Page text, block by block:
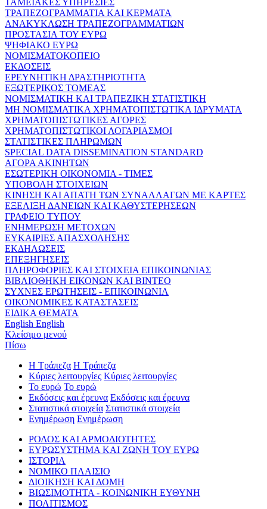
ΤΡΑΠΕΖΟΓΡΑΜΜΑΤΙΑ ΚΑΙ ΚΕΡΜΑΤΑ
ΑΝΑΚΥΚΛΩΣΗ ΤΡΑΠΕΖΟΓΡΑΜΜΑΤΙΩΝ
ΠΡΟΣΤΑΣΙΑ ΤΟΥ ΕΥΡΩ
ΨΗΦΙΑΚΟ ΕΥΡΩ
ΝΟΜΙΣΜΑΤΟΚΟΠΕΙΟ
ΕΚΔΟΣΕΙΣ
ΕΡΕΥΝΗΤΙΚΗ ΔΡΑΣΤΗΡΙΟΤΗΤΑ
ΕΞΩΤΕΡΙΚΟΣ ΤΟΜΕΑΣ
ΝΟΜΙΣΜΑΤΙΚΗ ΚΑΙ ΤΡΑΠΕΖΙΚΗ ΣΤΑΤΙΣΤΙΚΗ
ΜΗ ΝΟΜΙΣΜΑΤΙΚΑ ΧΡΗΜΑΤΟΠΙΣΤΩΤΙΚΑ ΙΔΡΥΜΑΤΑ
ΧΡΗΜΑΤΟΠΙΣΤΩΤΙΚΕΣ ΑΓΟΡΕΣ
ΧΡΗΜΑΤΟΠΙΣΤΩΤΙΚΟΙ ΛΟΓΑΡΙΑΣΜΟΙ
ΣΤΑΤΙΣΤΙΚΕΣ ΠΛΗΡΩΜΩΝ
SPECIAL DATA DISSEMINATION STANDARD
ΑΓΟΡΑ ΑΚΙΝΗΤΩΝ
ΕΣΩΤΕΡΙΚΗ ΟΙΚΟΝΟΜΙΑ - ΤΙΜΕΣ
ΥΠΟΒΟΛΗ ΣΤΟΙΧΕΙΩΝ
ΚΙΝΗΣΗ ΚΑΙ ΑΠΑΤΗ ΤΩΝ ΣΥΝΑΛΛΑΓΩΝ ΜΕ ΚΑΡΤΕΣ
ΕΞΕΛΙΞΗ ΔΑΝΕΙΩΝ ΚΑΙ ΚΑΘΥΣΤΕΡΗΣΕΩΝ
ΓΡΑΦΕΙΟ ΤΥΠΟΥ
ΕΝΗΜΕΡΩΣΗ ΜΕΤΟΧΩΝ
ΕΥΚΑΙΡΙΕΣ ΑΠΑΣΧΟΛΗΣΗΣ
ΕΚΔΗΛΩΣΕΙΣ
ΕΠΕΞΗΓΗΣΕΙΣ
ΠΛΗΡΟΦΟΡΙΕΣ ΚΑΙ ΣΤΟΙΧΕΙΑ ΕΠΙΚΟΙΝΩΝΙΑΣ
ΒΙΒΛΙΟΘΗΚΗ ΕΙΚΟΝΩΝ ΚΑΙ ΒΙΝΤΕΟ
ΣΥΧΝΕΣ ΕΡΩΤΗΣΕΙΣ - ΕΠΙΚΟΙΝΩΝΙΑ
ΟΙΚΟΝΟΜΙΚΕΣ ΚΑΤΑΣΤΑΣΕΙΣ
ΕΙΔΙΚΑ ΘΕΜΑΤΑ
English English
Κλείσιμο μενού
Πίσω
Η Τράπεζα Η Τράπεζα
Κύριες λειτουργίες Κύριες λειτουργίες
Το ευρώ Το ευρώ
Εκδόσεις και έρευνα Εκδόσεις και έρευνα
Στατιστικά στοιχεία Στατιστικά στοιχεία
Ενημέρωση Ενημέρωση
ΡΟΛΟΣ ΚΑΙ ΑΡΜΟΔΙΟΤΗΤΕΣ
ΕΥΡΩΣΥΣΤΗΜΑ ΚΑΙ ΖΩΝΗ ΤΟΥ ΕΥΡΩ
ΙΣΤΟΡΙΑ
ΝΟΜΙΚΟ ΠΛΑΙΣΙΟ
ΔΙΟΙΚΗΣΗ ΚΑΙ ΔΟΜΗ
ΒΙΩΣΙΜΟΤΗΤΑ - ΚΟΙΝΩΝΙΚΗ ΕΥΘΥΝΗ
ΠΟΛΙΤΙΣΜΟΣ